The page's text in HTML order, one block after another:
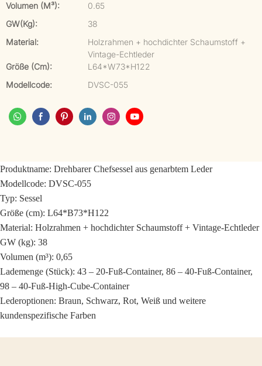
Volumen (m³):
0.65
GW(kg):
38
Material:
Holzrahmen + hochdichter Schaumstoff +
Vintage-Echtleder
Größe (cm):
L64*W73*H122
Modellcode:
DVSC-055
Produktname: Drehbarer Chefsessel aus genarbtem Leder
Modellcode: DVSC-055
Typ: Sessel
Größe (cm): L64*B73*H122
Material: Holzrahmen + hochdichter Schaumstoff + Vintage-Echtleder
GW (kg): 38
Volumen (m³): 0,65
Lademenge (Stück): 43 – 20-Fuß-Container, 86 – 40-Fuß-Container,
98 – 40-Fuß-High-Cube-Container
Lederoptionen: Braun, Schwarz, Rot, Weiß und weitere
kundenspezifische Farben